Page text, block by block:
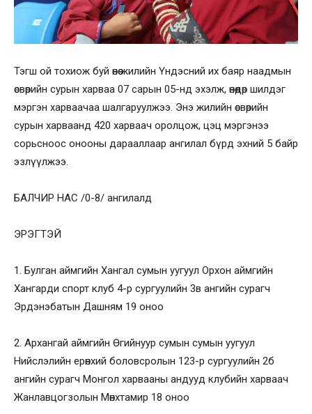
Тэгш ой тохиож буй өнөө жилийн Үндэсний их баяр наадмын
өсвөрийн сурын харваа 07 сарын 05-нд эхэлж, өнөөдөр шилдэг
мэргэн харваачаа шалгаруулжээ. Энэ жилийн өсвөрийн
сурын харваанд 420 харваач оролцож, цэц мэргэнээ
сорьсноос онооны дарааллаар ангилал бүрд эхний 5 байр
эзлүүлжээ.
БАЛЧИР НАС /0-8/ ангилалд
ЭРЭГТЭЙ
1. Булган аймгийн Хангал сумын уугуул Орхон аймгийн
Хангарди спорт клуб 4-р сургуулийн 3в ангийн сурагч
Эрдэнэбатын Дашням 19 оноо
2. Архангай аймгийн Өгийнуур сумын сумын уугуул
Нийслэлийн ерөнхий боловсролын 123-р сургуулийн 2б
ангийн сурагч Монгол харвааны андууд клубийн харваач
Жанлавцогзолын Мөнхтамир 18 оноо